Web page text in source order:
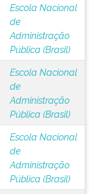
Escola Nacional
de
Administração
Pública (Brasil)
Escola Nacional
de
Administração
Pública (Brasil)
Escola Nacional
de
Administração
Pública (Brasil)